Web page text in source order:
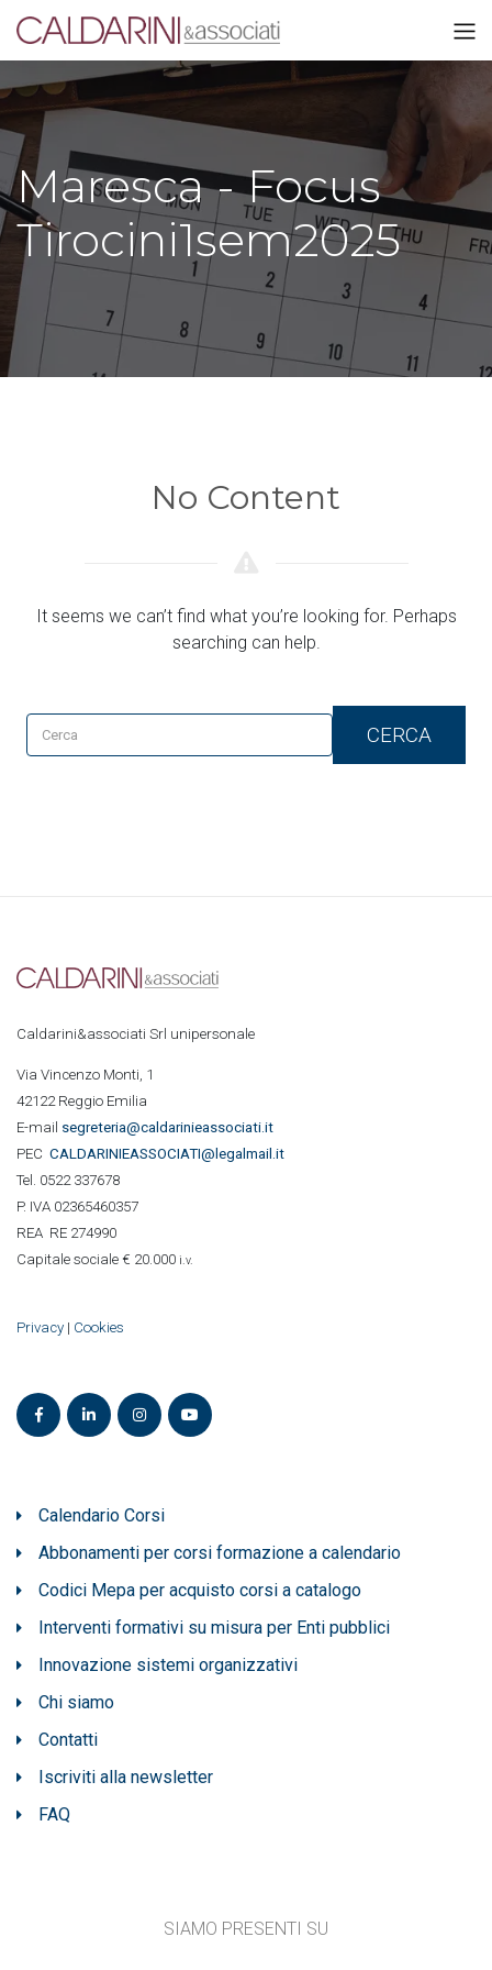
Maresca - Focus
Tirocini1sem2025
No Content
It seems we can’t find what you’re looking for. Perhaps
searching can help.
CERCA
Caldarini&associati Srl unipersonale
Via Vincenzo Monti, 1
42122 Reggio Emilia
E-mail segreteria@caldarinieassociati.it
PEC CALDARINIEASSOCIATI@legalmail.it
Tel. 0522 337678
P. IVA 02365460357
REA RE 274990
Capitale sociale € 20.000 i.v.
Privacy | Cookies
Calendario Corsi
Abbonamenti per corsi formazione a calendario
Codici Mepa per acquisto corsi a catalogo
Interventi formativi su misura per Enti pubblici
Innovazione sistemi organizzativi
Chi siamo
Contatti
Iscriviti alla newsletter
FAQ
SIAMO PRESENTI SU